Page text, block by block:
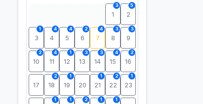
1
3
2
5
3
1
4
4
5
4
6
2
7
4
8
3
9
3
10
2
11
4
12
1
13
3
14
3
15
4
16
2
17 18
2
19
1
20 21
1
22
2
23
1
1 1 2 1 1